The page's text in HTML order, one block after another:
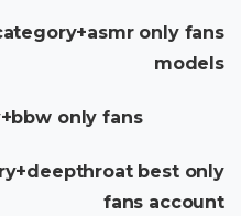
only fans
models
only fans
best only
fans account